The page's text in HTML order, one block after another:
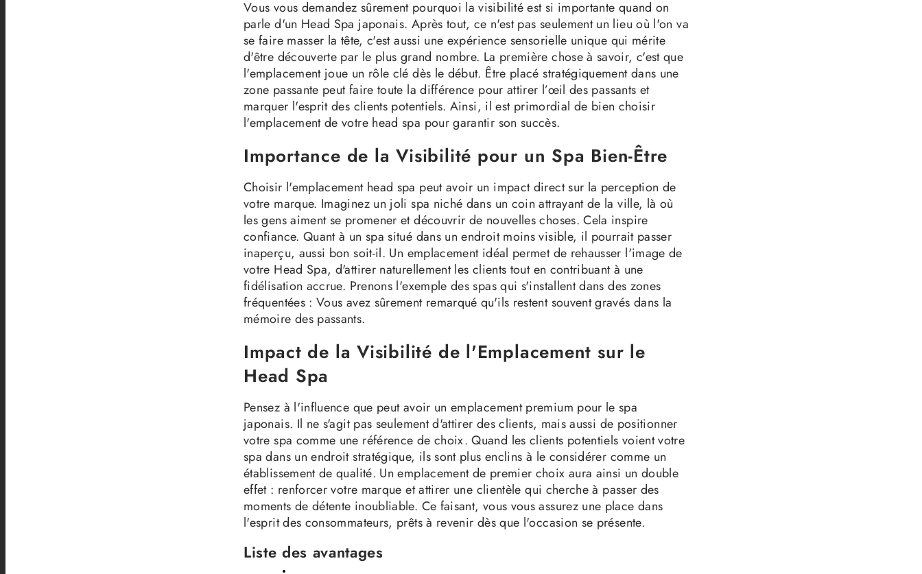
Vous vous demandez sûrement pourquoi la visibilité est si importante quand on
parle d'un Head Spa japonais. Après tout, ce n'est pas seulement un lieu où l'on va
se faire masser la tête, c'est aussi une expérience sensorielle unique qui mérite
d'être découverte par le plus grand nombre. La première chose à savoir, c'est que
l'emplacement joue un rôle clé dès le début. Être placé stratégiquement dans une
zone passante peut faire toute la différence pour attirer l’œil des passants et
marquer l'esprit des clients potentiels. Ainsi, il est primordial de bien choisir
l'emplacement de votre head spa pour garantir son succès.
Importance de la Visibilité pour un Spa Bien-Être
Choisir l'emplacement head spa peut avoir un impact direct sur la perception de
votre marque. Imaginez un joli spa niché dans un coin attrayant de la ville, là où
les gens aiment se promener et découvrir de nouvelles choses. Cela inspire
confiance. Quant à un spa situé dans un endroit moins visible, il pourrait passer
inaperçu, aussi bon soit-il. Un emplacement idéal permet de rehausser l'image de
votre Head Spa, d'attirer naturellement les clients tout en contribuant à une
fidélisation accrue. Prenons l'exemple des spas qui s'installent dans des zones
fréquentées : Vous avez sûrement remarqué qu'ils restent souvent gravés dans la
mémoire des passants.
Impact de la Visibilité de l'Emplacement sur le
Head Spa
Pensez à l'influence que peut avoir un emplacement premium pour le spa
japonais. Il ne s'agit pas seulement d'attirer des clients, mais aussi de positionner
votre spa comme une référence de choix. Quand les clients potentiels voient votre
spa dans un endroit stratégique, ils sont plus enclins à le considérer comme un
établissement de qualité. Un emplacement de premier choix aura ainsi un double
effet : renforcer votre marque et attirer une clientèle qui cherche à passer des
moments de détente inoubliable. Ce faisant, vous vous assurez une place dans
l'esprit des consommateurs, prêts à revenir dès que l'occasion se présente.
Liste des avantages